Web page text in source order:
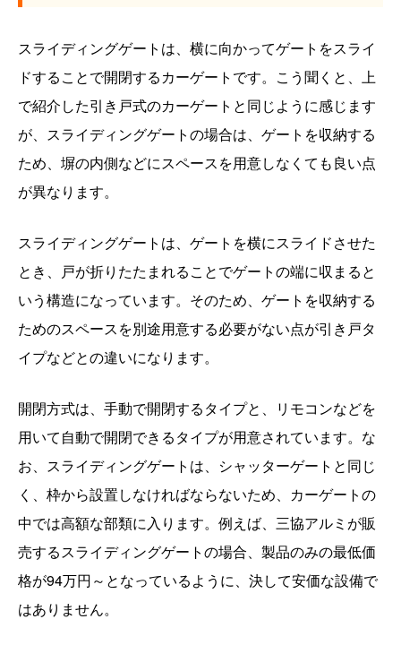
スライディングゲートは、横に向かってゲートをスライ
ドすることで開閉するカーゲートです。こう聞くと、上
で紹介した引き戸式のカーゲートと同じように感じます
が、スライディングゲートの場合は、ゲートを収納する
ため、塀の内側などにスペースを用意しなくても良い点
が異なります。
スライディングゲートは、ゲートを横にスライドさせた
とき、戸が折りたたまれることでゲートの端に収まると
いう構造になっています。そのため、ゲートを収納する
ためのスペースを別途用意する必要がない点が引き戸タ
イプなどとの違いになります。
開閉方式は、手動で開閉するタイプと、リモコンなどを
用いて自動で開閉できるタイプが用意されています。な
お、スライディングゲートは、シャッターゲートと同じ
く、枠から設置しなければならないため、カーゲートの
中では高額な部類に入ります。例えば、三協アルミが販
売するスライディングゲートの場合、製品のみの最低価
格が94万円～となっているように、決して安価な設備で
はありません。